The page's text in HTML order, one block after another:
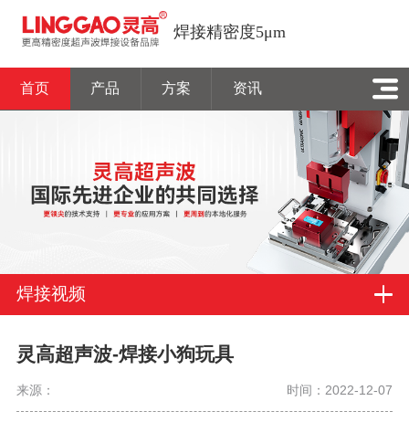
焊接精密度5μm
首页 产品 方案 资讯
焊接视频
灵高超声波-焊接小狗玩具
来源： 时间：2022-12-07